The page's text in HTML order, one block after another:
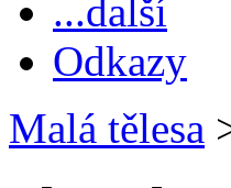
...další
Odkazy
Malá tělesa